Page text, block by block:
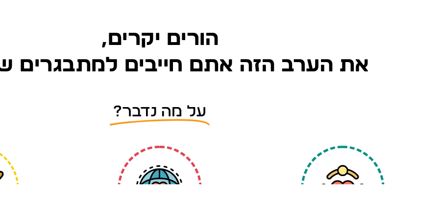
הורים יקרים,
את הערב הזה אתם חייבים למתבגרים
על מה נדבר?